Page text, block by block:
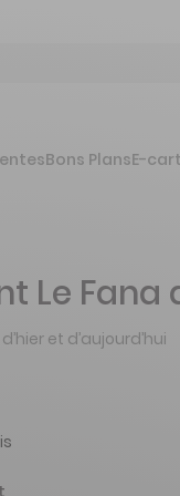
Bons PlansE-
Le Fana
et d’aujourd’hui